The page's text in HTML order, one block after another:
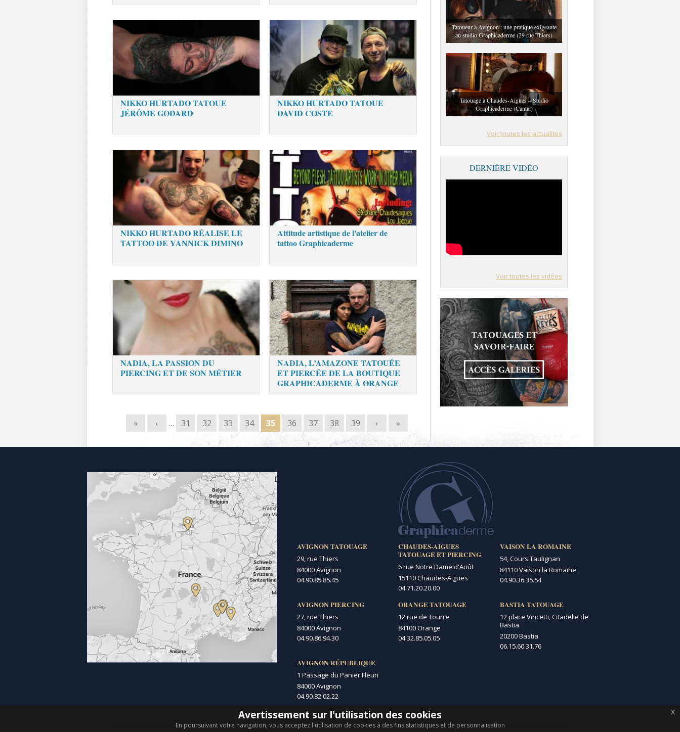
NIKKO HURTADO TATOUE
JÉRÔME GODARD
NIKKO HURTADO TATOUE
DAVID COSTE
NIKKO HURTADO RÉALISE LE
TATTOO DE YANNICK DIMINO
Attitude artistique de l'atelier de
tattoo Graphicaderme
NADIA, LA PASSION DU
PIERCING ET DE SON MÉTIER
NADIA, L’AMAZONE TATOUÉE
ET PIERCÉE DE LA BOUTIQUE
GRAPHICADERME À ORANGE
« ‹ … 31 32 33 34 35 36 37 38 39 › »
Tatoueur à Avignon : une pratique exigeante
au studio Graphicaderme (29 rue Thiers)
Tatouage à Chaudes-Aigues – Studio
Graphicaderme (Cantal)
Voir toutes les actualités
DERNIÈRE VIDÉO
Voir toutes les vidéos
AVIGNON TATOUAGE
29, rue Thiers
84000 Avignon
04.90.85.85.45
AVIGNON PIERCING
27, rue Thiers
84000 Avignon
04.90.86.94.30
AVIGNON RÉPUBLIQUE
1 Passage du Panier Fleuri
84000 Avignon
04.90.82.02.22
CHAUDES-AIGUES
TATOUAGE ET PIERCING
6 rue Notre Dame d'Août
15110 Chaudes-Aigues
04.71.20.20.00
ORANGE TATOUAGE
12 rue de Tourre
84100 Orange
04.32.85.05.05
VAISON LA ROMAINE
54, Cours Taulignan
84110 Vaison la Romaine
04.90.36.35.54
BASTIA TATOUAGE
12 place Vincetti, Citadelle de
Bastia
20200 Bastia
06.15.60.31.76
Avertissement sur l'utilisation des cookies
En poursuivant votre navigation, vous acceptez l'utilisation de cookies à des fins statistiques et de personnalisation
x